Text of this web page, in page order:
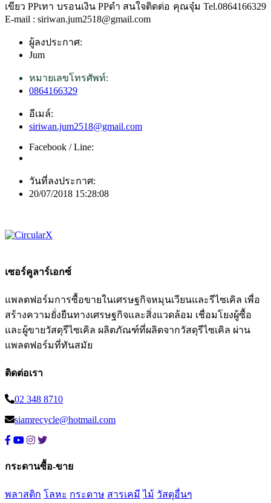
เขียว PPเทา บรอนเงิน PPดำ สนใจติดต่อ คุณจุ๋ม Tel.0864166329
E-mail : siriwan.jum2518@gmail.com
ผู้ลงประกาศ:
Jum
หมายเลขโทรศัพท์:
0864166329
อีเมล์:
siriwan.jum2518@gmail.com
Facebook / Line:
วันที่ลงประกาศ:
20/07/2018 15:28:08
เซอร์คูลาร์เอกซ์
แพลตฟอร์มการซื้อขายในเศรษฐกิจหมุนเวียนและรีไซเคิล เพื่อ
สร้างความยั่งยืนทางเศรษฐกิจและสิ่งแวดล้อม เชื่อมโยงผู้ซื้อ
และผู้ขายวัสดุรีไซเคิล ผลิตภัณฑ์ที่ผลิตจากวัสดุรีไซเคิล ผ่าน
แพลตฟอร์มที่ทันสมัย
ติดต่อเรา
02 348 8710
siamrecycle@hotmail.com
กระดานซื้อ-ขาย
พลาสติก โลหะ กระดาษ สารเคมี ไม้ วัสดุอื่นๆ